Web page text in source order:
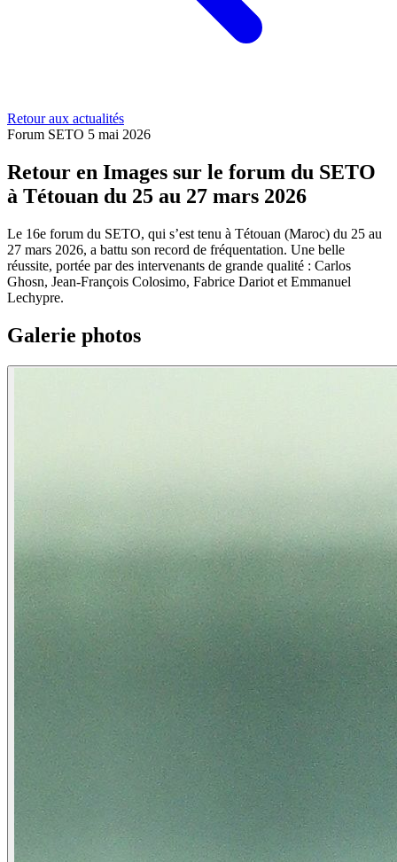
Retour aux actualités
Forum SETO 5 mai 2026
Retour en Images sur le forum du SETO
à Tétouan du 25 au 27 mars 2026
Le 16e forum du SETO, qui s’est tenu à Tétouan (Maroc) du 25 au
27 mars 2026, a battu son record de fréquentation. Une belle
réussite, portée par des intervenants de grande qualité : Carlos
Ghosn, Jean-François Colosimo, Fabrice Dariot et Emmanuel
Lechypre.
Galerie photos